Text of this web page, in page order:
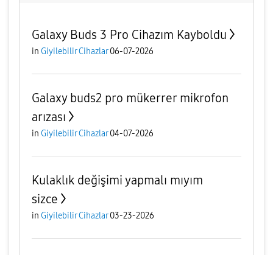
Galaxy Buds 3 Pro Cihazım Kayboldu
in Giyilebilir Cihazlar 06-07-2026
Galaxy buds2 pro mükerrer mikrofon
arızası
in Giyilebilir Cihazlar 04-07-2026
Kulaklık değişimi yapmalı mıyım
sizce
in Giyilebilir Cihazlar 03-23-2026